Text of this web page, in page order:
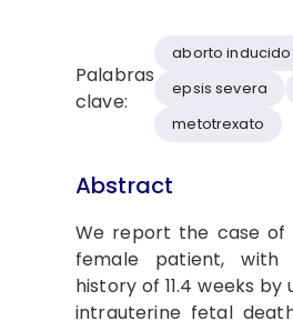
Palabras
clave:
aborto inducido
epsis severa
metotrexato
Abstract
We report the case of
female patient, with
history of 11.4 weeks
intrauterine fetal